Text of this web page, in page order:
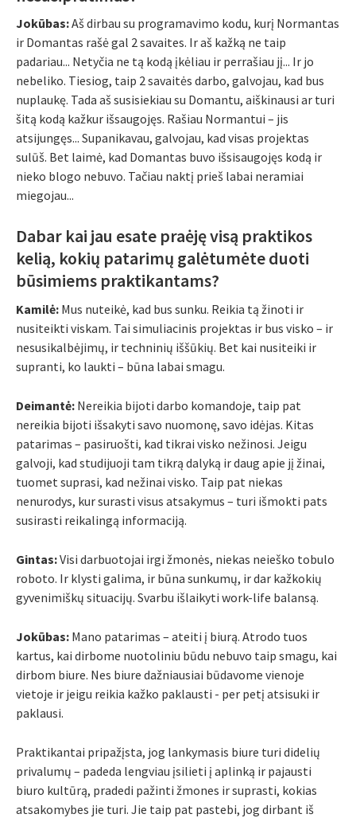
Jokūbas:Aš dirbau su programavimo kodu, kurį Normantas
ir Domantas rašė gal 2 savaites. Ir aš kažką ne taip
padariau... Netyčia ne tą kodą įkėliau ir perrašiau jį... Ir jo
nebeliko. Tiesiog, taip 2 savaitės darbo, galvojau, kad bus
nuplaukę. Tada aš susisiekiau su Domantu, aiškinausi ar turi
šitą kodą kažkur išsaugojęs. Rašiau Normantui – jis
atsijungęs... Supanikavau, galvojau, kad visas projektas
sulūš. Bet laimė, kad Domantas buvo išsisaugojęs kodą ir
nieko blogo nebuvo. Tačiau naktį prieš labai neramiai
miegojau...
Dabar kai jau esate praėję visą praktikos
kelią, kokių patarimų galėtumėte duoti
būsimiems praktikantams?
Kamilė: Mus nuteikė, kad bus sunku. Reikia tą žinoti ir
nusiteikti viskam. Tai simuliacinis projektas ir bus visko – ir
nesusikalbėjimų, ir techninių iššūkių. Bet kai nusiteiki ir
supranti, ko laukti – būna labai smagu.
Deimantė: Nereikia bijoti darbo komandoje, taip pat
nereikia bijoti išsakyti savo nuomonę, savo idėjas. Kitas
patarimas – pasiruošti, kad tikrai visko nežinosi. Jeigu
galvoji, kad studijuoji tam tikrą dalyką ir daug apie jį žinai,
tuomet suprasi, kad nežinai visko. Taip pat niekas
nenurodys, kur surasti visus atsakymus – turi išmokti pats
susirasti reikalingą informaciją.
Gintas:Visi darbuotojai irgi žmonės, niekas neieško tobulo
roboto. Ir klysti galima, ir būna sunkumų, ir dar kažkokių
gyvenimiškų situacijų. Svarbu išlaikyti work-life balansą.
Jokūbas: Mano patarimas – ateiti į biurą. Atrodo tuos
kartus, kai dirbome nuotoliniu būdu nebuvo taip smagu, kai
dirbom biure. Nes biure dažniausiai būdavome vienoje
vietoje ir jeigu reikia kažko paklausti - per petį atsisuki ir
paklausi.
Praktikantai pripažįsta, jog lankymasis biure turi didelių
privalumų – padeda lengviau įsilieti į aplinką ir pajausti
biuro kultūrą, pradedi pažinti žmones ir suprasti, kokias
atsakomybes jie turi. Jie taip pat pastebi, jog dirbant iš